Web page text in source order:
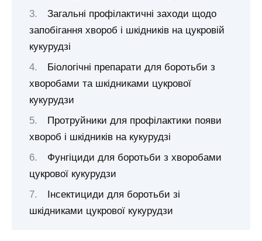
Загальні профілактичні заходи щодо
запобігання хвороб і шкідників на цукровій
кукурудзі
Біологічні препарати для боротьби з
хворобами та шкідниками цукрової
кукурудзи
Протруйники для профілактики появи
хвороб і шкідників на кукурудзі
Фунгіциди для боротьби з хворобами
цукрової кукурудзи
Інсектициди для боротьби зі
шкідниками цукрової кукурудзи